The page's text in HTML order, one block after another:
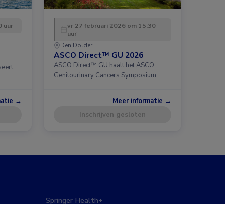
uur
→
vr 27 februari 2026 om 15:30
uur
Den Dolder
ASCO Direct™ GU 2026
ASCO Direct™ GU haalt het ASCO
Genitourinary Cancers Symposium …
Meer informatie →
Inschrijven gesloten
Springer Health+